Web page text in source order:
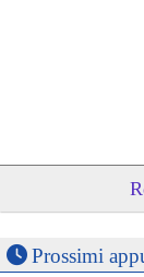
Prossimi